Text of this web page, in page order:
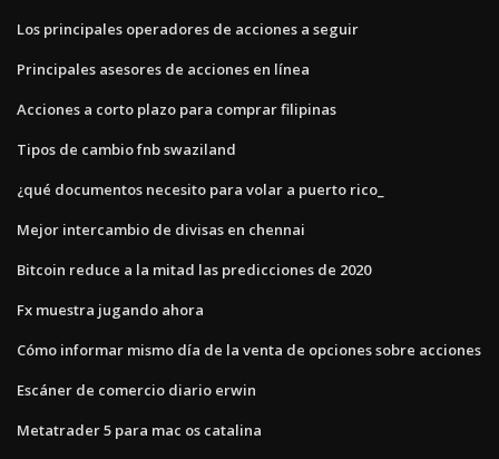
Los principales operadores de acciones a seguir
Principales asesores de acciones en línea
Acciones a corto plazo para comprar filipinas
Tipos de cambio fnb swaziland
¿qué documentos necesito para volar a puerto rico_
Mejor intercambio de divisas en chennai
Bitcoin reduce a la mitad las predicciones de 2020
Fx muestra jugando ahora
Cómo informar mismo día de la venta de opciones sobre acciones
Escáner de comercio diario erwin
Metatrader 5 para mac os catalina